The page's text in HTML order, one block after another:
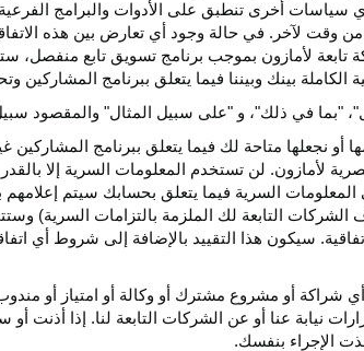
سياسات أخرى تنطبق على الأدوات والبرامج
وقت لآخر. في حالة وجود أي تعارض بين هذه
تابعة لأمازون بموجب برنامج تسويق تابع منفصل،
بينك وبيننا فيما يتعلق ببرنامج المشاركين
"بما في ذلك"، و "على سبيل المثال" والمقصود
أو نجعلها متاحة لك فيما يتعلق ببرنامج المشاركين
لن تستخدم المعلومات السرية إلا بالقدر
السرية فيما يتعلق بحسابك سيتم إعلامهم
التابعة لك الملزمة بالتزامات السرية)
سيكون هذا التقييد بالإضافة إلى شروط أي
شراكة أو مشروع مشترك أو وكالة أو امتياز أو
نيابة عنا أو عن الشركات التابعة لنا. إذا
الإجراء بنفسك.